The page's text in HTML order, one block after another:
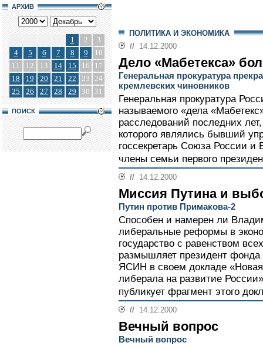
АРХИВ
1 2
3
4
5 6 7 8 9
10
11
12 13 14 15 16
17
18
19 20 21 22 23 24
25
26 27 28 29 30 31
ПОИСК
ПОЛИТИКА И ЭКОНОМИКА
// 14.12.2000
Дело «Мабетекса»
Генеральная прокуратура
кремлевских чиновников
Генеральная прокуратура
называемого «дела
расследований последних
которого являлись бывший
госсекретарь Союза России
члены семьи первого
// 14.12.2000
Миссия Путина и
Путин против Примакова-2
Способен и намерен ли
либеральные реформы в
государство с равенством
размышляет президент
ЯСИН в своем докладе «Новая
либерала на развитие
публикует фрагмент этого
// 14.12.2000
Вечный вопрос
Вечный вопрос